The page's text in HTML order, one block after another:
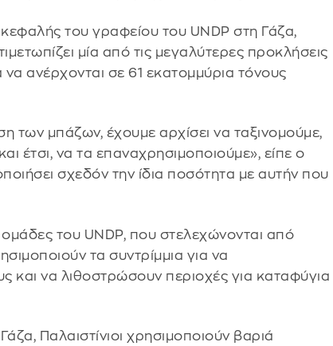
του γραφείου του UNDP στη Γάζα,
μία από τις μεγαλύτερες προκλήσεις
ανέρχονται σε 61 εκατομμύρια τόνους
των μπάζων, έχουμε αρχίσει να ταξινομούμε,
έτσι, να τα επαναχρησιμοποιούμε», είπε ο
σχεδόν την ίδια ποσότητα με αυτήν που
του UNDP, που στελεχώνονται από
τα συντρίμμια για να
και να λιθοστρώσουν περιοχές για καταφύγια
Παλαιστίνιοι χρησιμοποιούν βαριά